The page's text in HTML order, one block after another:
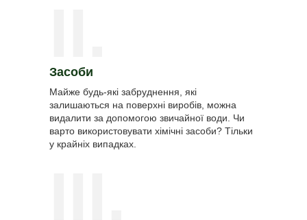
Засоби
Майже будь-які забруднення, які
залишаються на поверхні виробів, можна
видалити за допомогою звичайної води. Чи
варто використовувати хімічні засоби? Тільки
у крайніх випадках.